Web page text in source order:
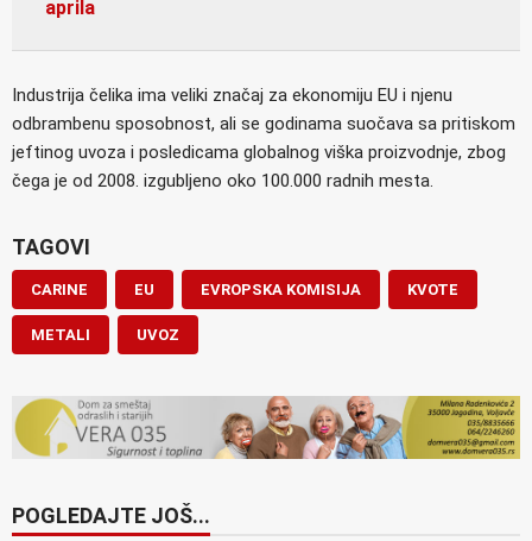
aprila
Industrija čelika ima veliki značaj za ekonomiju EU i njenu
odbrambenu sposobnost, ali se godinama suočava sa pritiskom
jeftinog uvoza i posledicama globalnog viška proizvodnje, zbog
čega je od 2008. izgubljeno oko 100.000 radnih mesta.
TAGOVI
CARINE EU EVROPSKA KOMISIJA KVOTE
METALI UVOZ
POGLEDAJTE JOŠ...